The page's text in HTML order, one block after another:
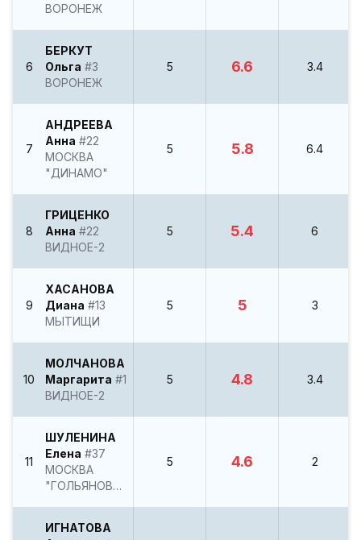
ВОРОНЕЖ
6
БЕРКУТ
Ольга #3
ВОРОНЕЖ
5 6.6 3.4
7
АНДРЕЕВА
Анна #22
МОСКВА
"ДИНАМО"
5 5.8 6.4
8
ГРИЦЕНКО
Анна #22
ВИДНОЕ-2
5 5.4 6
9
ХАСАНОВА
Диана #13
МЫТИЩИ
5 5 3
10
МОЛЧАНОВА
Маргарита #1
ВИДНОЕ-2
5 4.8 3.4
11
ШУЛЕНИНА
Елена #37
МОСКВА
"ГОЛЬЯНОВО"
5 4.6 2
ИГНАТОВА